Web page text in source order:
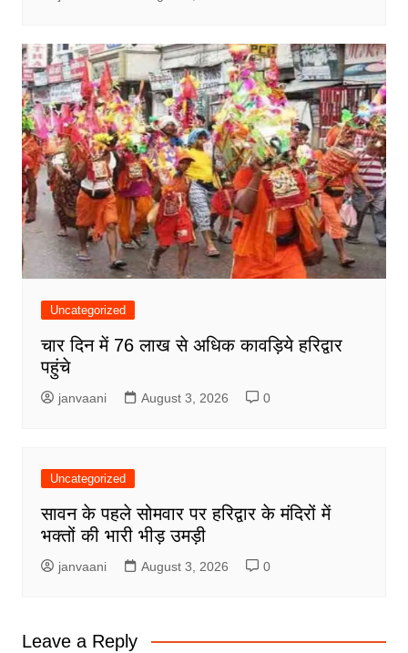
Uncategorized
चार दिन में 76 लाख से अधिक कावड़िये हरिद्वार
पहुंचे
janvaani August 3, 2026 0
Uncategorized
सावन के पहले सोमवार पर हरिद्वार के मंदिरों में
भक्तों की भारी भीड़ उमड़ी
janvaani August 3, 2026 0
Leave a Reply